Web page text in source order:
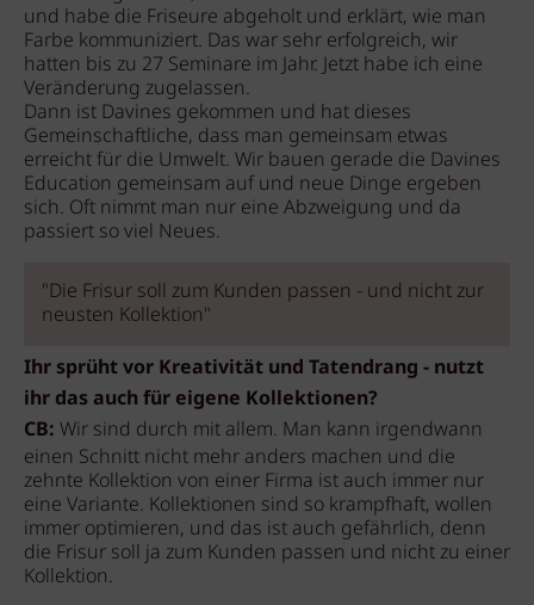
und habe die Friseure abgeholt und erklärt, wie man
Farbe kommuniziert. Das war sehr erfolgreich, wir
hatten bis zu 27 Seminare im Jahr. Jetzt habe ich eine
Veränderung zugelassen.
Dann ist Davines gekommen und hat dieses
Gemeinschaftliche, dass man gemeinsam etwas
erreicht für die Umwelt. Wir bauen gerade die Davines
Education gemeinsam auf und neue Dinge ergeben
sich. Oft nimmt man nur eine Abzweigung und da
passiert so viel Neues.
"Die Frisur soll zum Kunden passen - und nicht zur
neusten Kollektion"
Ihr sprüht vor Kreativität und Tatendrang - nutzt
ihr das auch für eigene Kollektionen?
CB: Wir sind durch mit allem. Man kann irgendwann
einen Schnitt nicht mehr anders machen und die
zehnte Kollektion von einer Firma ist auch immer nur
eine Variante. Kollektionen sind so krampfhaft, wollen
immer optimieren, und das ist auch gefährlich, denn
die Frisur soll ja zum Kunden passen und nicht zu einer
Kollektion.